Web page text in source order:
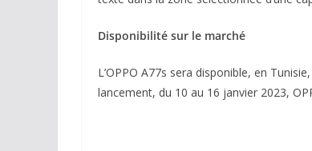
Disponibilité sur le marché
L’OPPO A77s sera disponible, en
lancement, du 10 au 16 janvier 2023,